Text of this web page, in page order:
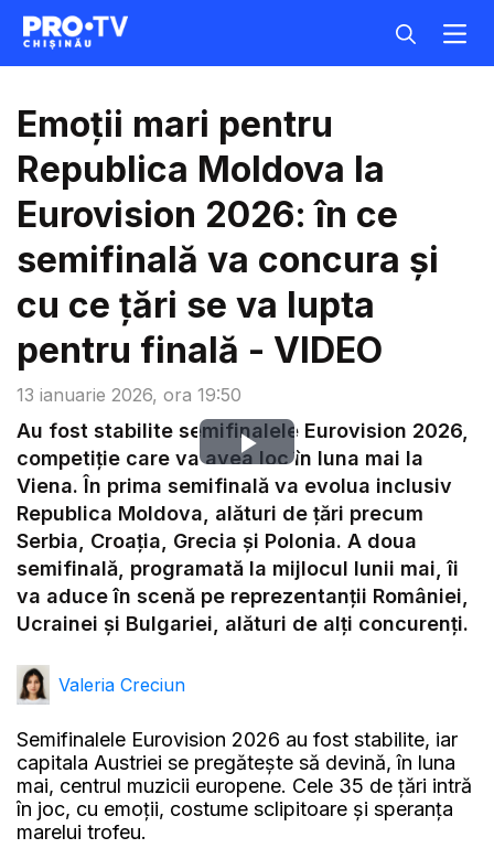
13 ianuarie 2026, ora 19:50
Emoții mari pentru
Republica Moldova la
Eurovision 2026: în ce
semifinală va concura și
cu ce țări se va lupta
pentru finală - VIDEO
Play
Video
Au fost stabilite semifinalele Eurovision 2026,
competiție care va avea loc în luna mai la
Viena. În prima semifinală va evolua inclusiv
Republica Moldova, alături de țări precum
Serbia, Croația, Grecia și Polonia. A doua
semifinală, programată la mijlocul lunii mai, îi
va aduce în scenă pe reprezentanții României,
Ucrainei și Bulgariei, alături de alți concurenți.
Valeria Creciun
Semifinalele Eurovision 2026 au fost stabilite, iar
capitala Austriei se pregătește să devină, în luna
mai, centrul muzicii europene. Cele 35 de țări intră
în joc, cu emoții, costume sclipitoare și speranța
marelui trofeu.